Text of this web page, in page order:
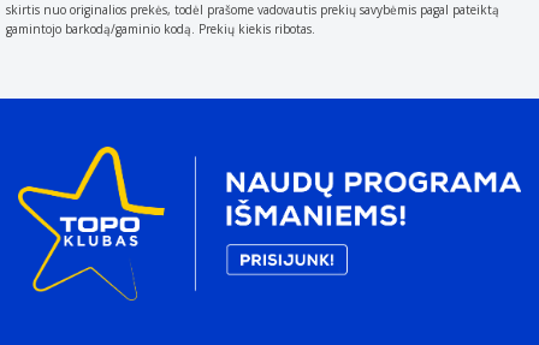
skirtis nuo originalios prekės, todėl prašome vadovautis prekių savybėmis pagal pateiktą
gamintojo barkodą/gaminio kodą. Prekių kiekis ribotas.